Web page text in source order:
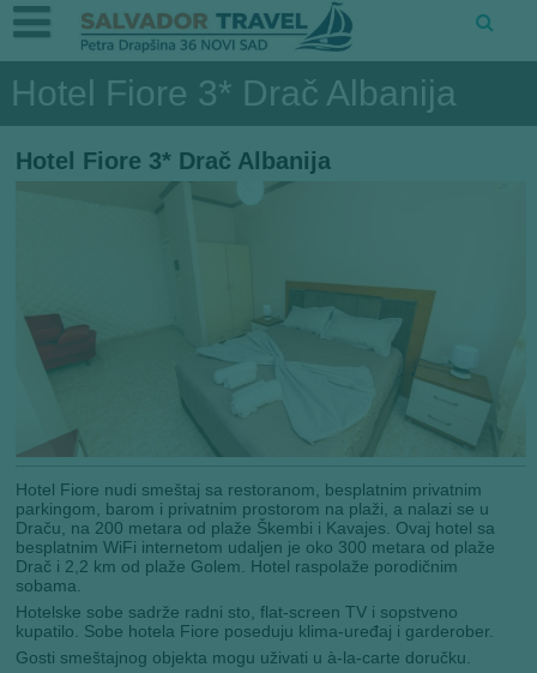
Hotel Fiore 3* Drač Albanija
Hotel Fiore 3* Drač Albanija
Hotel Fiore nudi smeštaj sa restoranom, besplatnim privatnim
parkingom, barom i privatnim prostorom na plaži, a nalazi se u
Draču, na 200 metara od plaže Škembi i Kavajes. Ovaj hotel sa
besplatnim WiFi internetom udaljen je oko 300 metara od plaže
Drač i 2,2 km od plaže Golem. Hotel raspolaže porodičnim
sobama.
Hotelske sobe sadrže radni sto, flat-screen TV i sopstveno
kupatilo. Sobe hotela Fiore poseduju klima-uređaj i garderober.
Gosti smeštajnog objekta mogu uživati u à-la-carte doručku.